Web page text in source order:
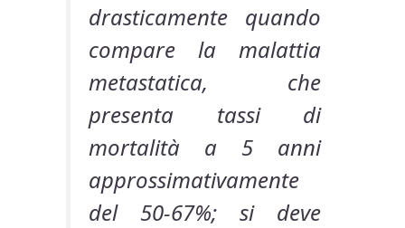
drasticamente quando
compare la malattia
metastatica, che
presenta tassi di
mortalità a 5 anni
approssimativamente
del 50-67%; si deve